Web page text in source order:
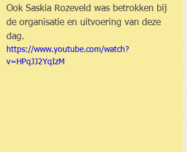
Ook Saskia Rozeveld was betrokken bij
de organisatie en uitvoering van deze
dag.
https://www.youtube.com/watch?
v=HPqJJ2YqIzM